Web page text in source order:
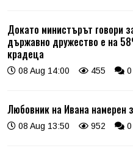
Докато министърът говори
държавно дружество е на
крадеца
08 Aug 14:00 455 0
Любовник на Ивана намерен
08 Aug 13:50 952 0